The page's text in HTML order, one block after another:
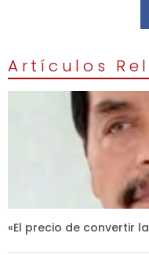
Artículos
«El precio de convertir